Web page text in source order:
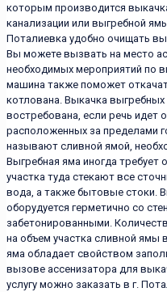
которым производится
канализации или выгребной
Поталиевка удобно очищать
Вы можете вызвать на место
необходимых мероприятий по
машина также поможет
котлована. Выкачка
востребована, если речь идет
расположенных за пределами
называют сливной ямой,
Выгребная яма иногда требует
участка туда стекают все
вода, а также бытовые стоки.
оборудуется герметично со
забетонированными.
на объем участка сливной ямы
яма обладает свойством
вызове ассенизатора для
услугу можно заказать в г.